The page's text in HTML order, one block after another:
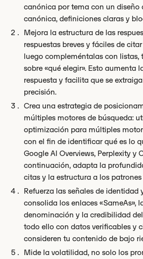
canónica por tema con un diseño
canónica, definiciones claras y
Mejora la estructura de las
respuestas breves y fáciles de
luego compleméntalas con listas,
sobre «qué elegir». Esto aumenta
respuesta y facilita que se
precisión.
Crea una estrategia de
múltiples motores de búsqueda:
optimización para múltiples
con el fin de identificar qué es lo
Google AI Overviews, Perplexity y
continuación, adapta la
citas y la estructura a los
Refuerza las señales de identidad
consolida los enlaces «SameAs»,
denominación y la credibilidad
todo ello con datos verificables y
consideren tu contenido de bajo
Mide la volatilidad, no solo los